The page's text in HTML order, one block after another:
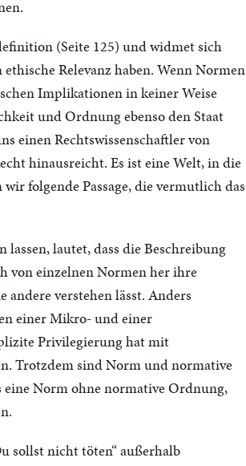
(Seite 125) und widmet sich
Relevanz haben. Wenn Normen
Implikationen in keiner Weise
und Ordnung ebenso den Staat
einen Rechtswissenschaftler von
hinausreicht. Es ist eine Welt, in die
folgende Passage, die vermutlich das
lautet, dass die Beschreibung
von einzelnen Normen her ihre
verstehen lässt. Anders
einer Mikro- und einer
Privilegierung hat mit
Trotzdem sind Norm und normative
Norm ohne normative Ordnung,
sollst nicht töten“ außerhalb